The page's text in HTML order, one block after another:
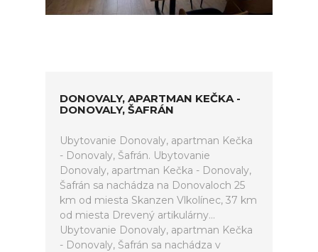
DONOVALY, APARTMAN KEČKA -
DONOVALY, ŠAFRÁN
Ubytovanie Donovaly, apartman Kečka
- Donovaly, Šafrán. Ubytovanie
Donovaly, apartman Kečka - Donovaly,
Šafrán sa nachádza na Donovaloch 25
km od miesta Skanzen Vlkolínec, 37 km
od miesta Drevený artikulárny...
Ubytovanie Donovaly, apartman Kečka
- Donovaly, Šafrán sa nachádza v